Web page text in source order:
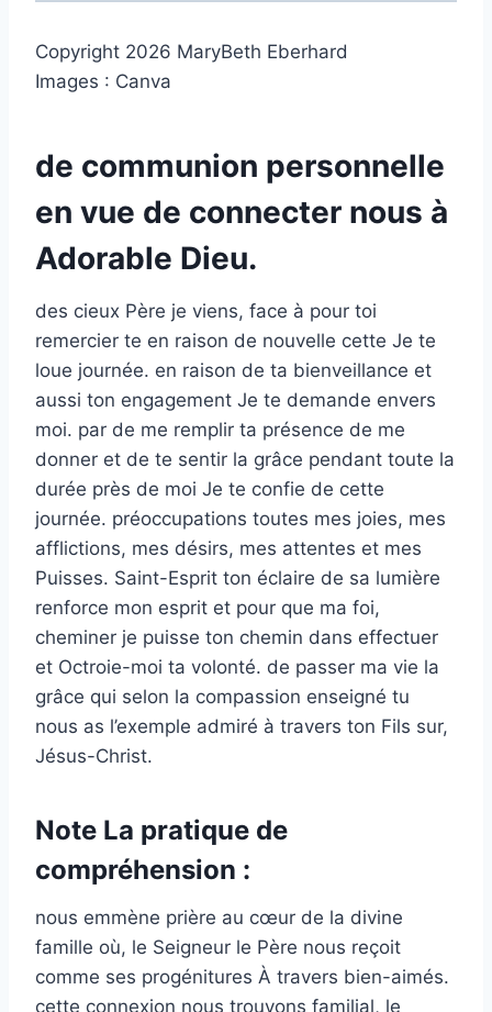
Copyright 2026 MaryBeth Eberhard
Images : Canva
de communion personnelle
en vue de connecter nous à
Adorable Dieu.
des cieux Père je viens, face à pour toi
remercier te en raison de nouvelle cette Je te
loue journée. en raison de ta bienveillance et
aussi ton engagement Je te demande envers
moi. par de me remplir ta présence de me
donner et de te sentir la grâce pendant toute la
durée près de moi Je te confie de cette
journée. préoccupations toutes mes joies, mes
afflictions, mes désirs, mes attentes et mes
Puisses. Saint-Esprit ton éclaire de sa lumière
renforce mon esprit et pour que ma foi,
cheminer je puisse ton chemin dans effectuer
et Octroie-moi ta volonté. de passer ma vie la
grâce qui selon la compassion enseigné tu
nous as l’exemple admiré à travers ton Fils sur,
Jésus-Christ.
Note La pratique de
compréhension :
nous emmène prière au cœur de la divine
famille où, le Seigneur le Père nous reçoit
comme ses progénitures À travers bien-aimés.
cette connexion nous trouvons familial, le